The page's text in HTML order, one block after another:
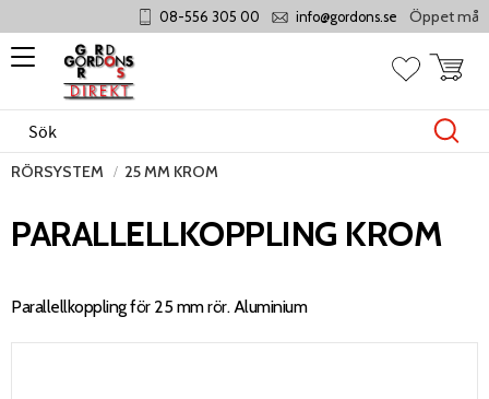
Meny
08-556 305 00 info@gordons.se Öppet
Favoriter
RÖRSYSTEM 25 MM KROM
PARALLELLKOPPLING KROM
Parallellkoppling för 25 mm rör. Aluminium